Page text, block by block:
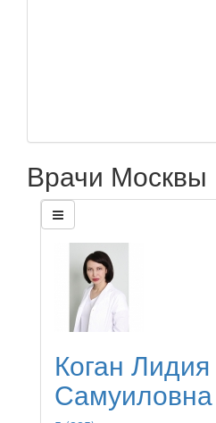
Врачи Москвы
Коган Лидия
Самуиловна